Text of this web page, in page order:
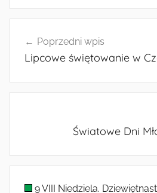
B
k
a
t
r
Poprzedni wpis
Lipcowe świętowanie w
Światowe Dni
9 VIII Niedziela.